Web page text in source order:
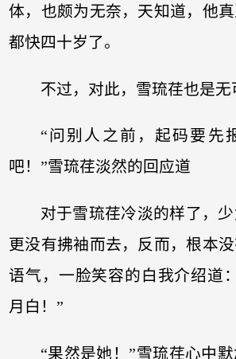
体，也颇为无奈，天知道，他
都快四十岁了。
不过，对此，雪琉荏也是无
“问别人之前，起码要先
吧！”雪琉荏淡然的回应道
对于雪琉荏冷淡的样了，少
更没有拂袖而去，反而，根本
语气，一脸笑容的白我介绍道
月白！”
“果然是她！”雪琉荏心中